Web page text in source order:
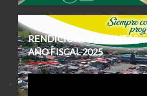
RENDICIÓN DE CUENTAS
AÑO FISCAL 2025